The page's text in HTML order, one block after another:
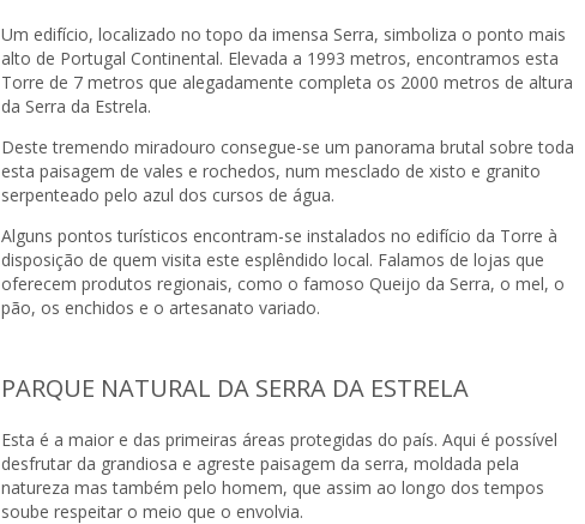
Um edifício, localizado no topo da imensa Serra, simboliza o ponto mais
alto de Portugal Continental. Elevada a 1993 metros, encontramos esta
Torre de 7 metros que alegadamente completa os 2000 metros de altura
da Serra da Estrela.
Deste tremendo miradouro consegue-se um panorama brutal sobre toda
esta paisagem de vales e rochedos, num mesclado de xisto e granito
serpenteado pelo azul dos cursos de água.
Alguns pontos turísticos encontram-se instalados no edifício da Torre à
disposição de quem visita este esplêndido local. Falamos de lojas que
oferecem produtos regionais, como o famoso Queijo da Serra, o mel, o
pão, os enchidos e o artesanato variado.
PARQUE NATURAL DA SERRA DA ESTRELA
Esta é a maior e das primeiras áreas protegidas do país. Aqui é possível
desfrutar da grandiosa e agreste paisagem da serra, moldada pela
natureza mas também pelo homem, que assim ao longo dos tempos
soube respeitar o meio que o envolvia.